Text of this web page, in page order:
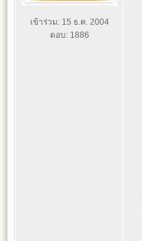
เข้าร่วม: 15 ธ.ค. 2004
ตอบ: 1886